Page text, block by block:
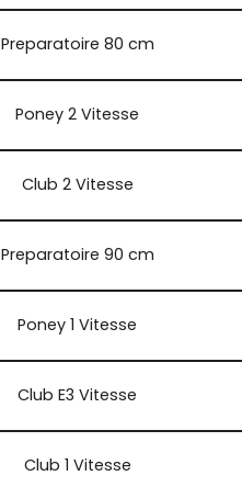
Preparatoire 80 cm
Poney 2 Vitesse
Club 2 Vitesse
Preparatoire 90 cm
Poney 1 Vitesse
Club E3 Vitesse
Club 1 Vitesse